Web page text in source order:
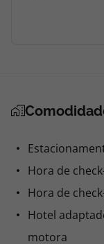
Hora de
Hora de
Hotel
motora